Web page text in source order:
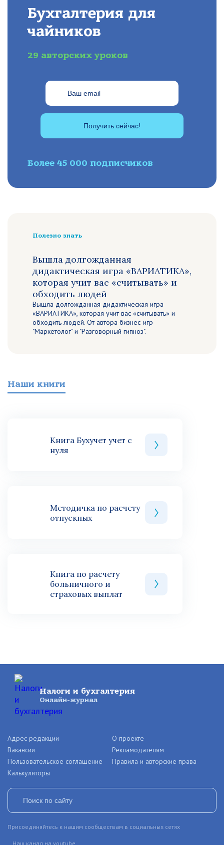
Бухгалтерия для
чайников
29 авторских уроков
Получить сейчас!
Более 45 000 подписчиков
Полезно знать
Вышла долгожданная
дидактическая игра «ВАРИАТИКА»,
которая учит вас «считывать» и
обходить людей
Вышла долгожданная дидактическая игра
«ВАРИАТИКА», которая учит вас «считывать» и
обходить людей. От автора бизнес-игр
"Маркетолог" и "Разговорный гипноз".
Наши книги
Книга Бухучет учет с
нуля
Методичка по расчету
отпускных
Книга по расчету
больничного и
страховых выплат
Налоги и бухгалтерия
Онлайн-журнал
Адрес редакции
О проекте
Вакансии
Рекламодателям
Пользовательское соглашение
Правила и авторские права
Калькуляторы
Присоединяйтесь к нашим сообществам в социальных сетях
Наш канал на youtube